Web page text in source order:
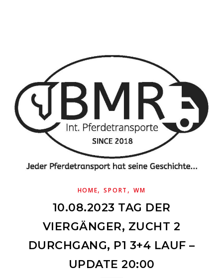
HOME,SPORT , WM
10.08.2023 TAG DER
VIERGÄNGER, ZUCHT 2
DURCHGANG, P1 3+4 LAUF –
UPDATE 20:00